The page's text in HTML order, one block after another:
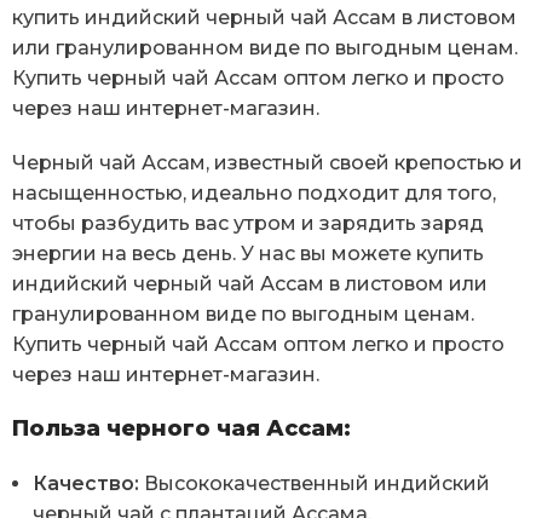
купить индийский черный чай Ассам в листовом
или гранулированном виде по выгодным ценам.
Купить черный чай Ассам оптом легко и просто
через наш интернет-магазин.
Черный чай Ассам, известный своей крепостью и
насыщенностью, идеально подходит для того,
чтобы разбудить вас утром и зарядить заряд
энергии на весь день. У нас вы можете купить
индийский черный чай Ассам в листовом или
гранулированном виде по выгодным ценам.
Купить черный чай Ассам оптом легко и просто
через наш интернет-магазин.
Польза черного чая Ассам:
Качество: Высококачественный индийский